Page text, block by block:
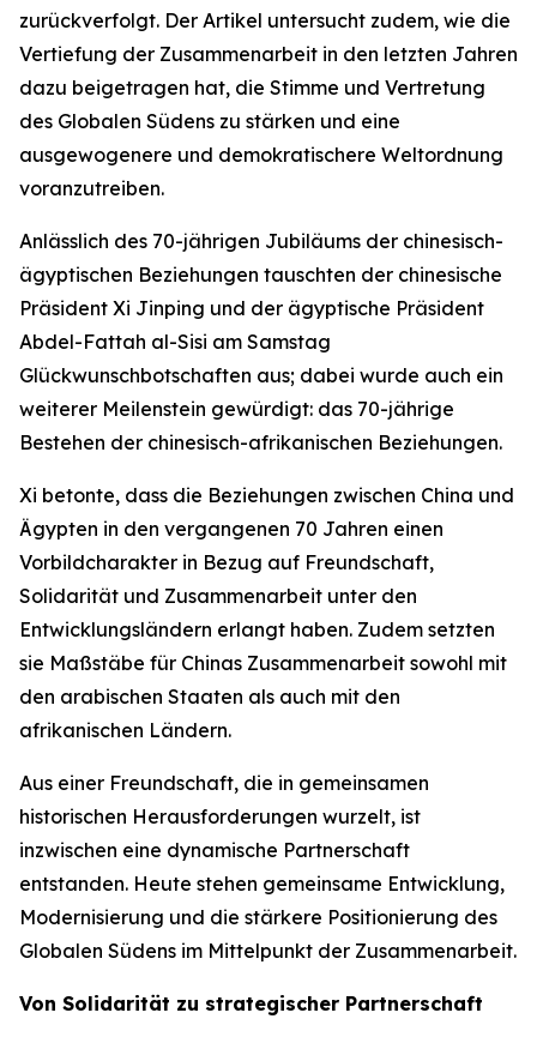
zurückverfolgt. Der Artikel untersucht zudem, wie die
Vertiefung der Zusammenarbeit in den letzten Jahren
dazu beigetragen hat, die Stimme und Vertretung
des Globalen Südens zu stärken und eine
ausgewogenere und demokratischere Weltordnung
voranzutreiben.
Anlässlich des 70-jährigen Jubiläums der chinesisch-
ägyptischen Beziehungen tauschten der chinesische
Präsident Xi Jinping und der ägyptische Präsident
Abdel-Fattah al-Sisi am Samstag
Glückwunschbotschaften aus; dabei wurde auch ein
weiterer Meilenstein gewürdigt: das 70-jährige
Bestehen der chinesisch-afrikanischen Beziehungen.
Xi betonte, dass die Beziehungen zwischen China und
Ägypten in den vergangenen 70 Jahren einen
Vorbildcharakter in Bezug auf Freundschaft,
Solidarität und Zusammenarbeit unter den
Entwicklungsländern erlangt haben. Zudem setzten
sie Maßstäbe für Chinas Zusammenarbeit sowohl mit
den arabischen Staaten als auch mit den
afrikanischen Ländern.
Aus einer Freundschaft, die in gemeinsamen
historischen Herausforderungen wurzelt, ist
inzwischen eine dynamische Partnerschaft
entstanden. Heute stehen gemeinsame Entwicklung,
Modernisierung und die stärkere Positionierung des
Globalen Südens im Mittelpunkt der Zusammenarbeit.
Von Solidarität zu strategischer Partnerschaft